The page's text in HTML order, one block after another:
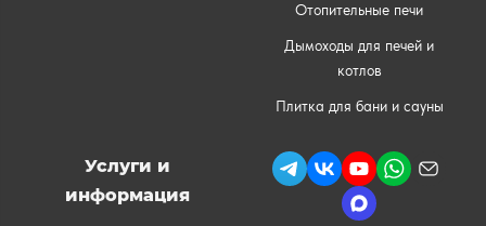
Отопительные печи
Дымоходы для печей и
котлов
Плитка для бани и сауны
Услуги и
информация